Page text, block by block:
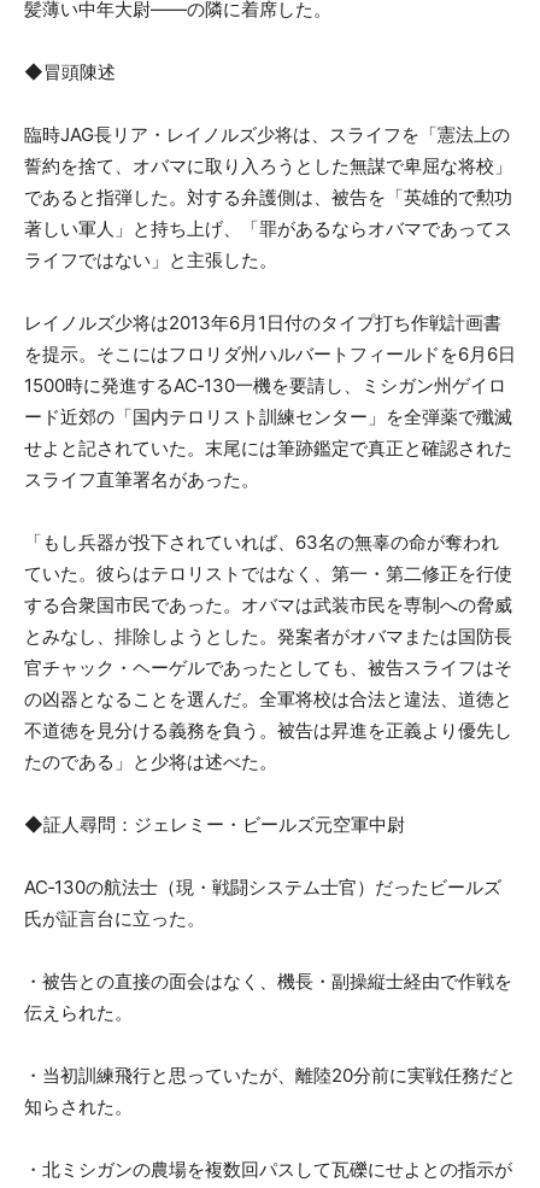
髪薄い中年大尉――の隣に着席した。
◆冒頭陳述
臨時JAG長リア・レイノルズ少将は、スライフを「憲法上の
誓約を捨て、オバマに取り入ろうとした無謀で卑屈な将校」
であると指弾した。対する弁護側は、被告を「英雄的で勲功
著しい軍人」と持ち上げ、「罪があるならオバマであってス
ライフではない」と主張した。
レイノルズ少将は2013年6月1日付のタイプ打ち作戦計画書
を提示。そこにはフロリダ州ハルバートフィールドを6月6日
1500時に発進するAC‑130一機を要請し、ミシガン州ゲイロ
ード近郊の「国内テロリスト訓練センター」を全弾薬で殲滅
せよと記されていた。末尾には筆跡鑑定で真正と確認された
スライフ直筆署名があった。
「もし兵器が投下されていれば、63名の無辜の命が奪われ
ていた。彼らはテロリストではなく、第一・第二修正を行使
する合衆国市民であった。オバマは武装市民を専制への脅威
とみなし、排除しようとした。発案者がオバマまたは国防長
官チャック・ヘーゲルであったとしても、被告スライフはそ
の凶器となることを選んだ。全軍将校は合法と違法、道徳と
不道徳を見分ける義務を負う。被告は昇進を正義より優先し
たのである」と少将は述べた。
◆証人尋問：ジェレミー・ビールズ元空軍中尉
AC‑130の航法士（現・戦闘システム士官）だったビールズ
氏が証言台に立った。
・被告との直接の面会はなく、機長・副操縦士経由で作戦を
伝えられた。
・当初訓練飛行と思っていたが、離陸20分前に実戦任務だと
知らされた。
・北ミシガンの農場を複数回パスして瓦礫にせよとの指示が